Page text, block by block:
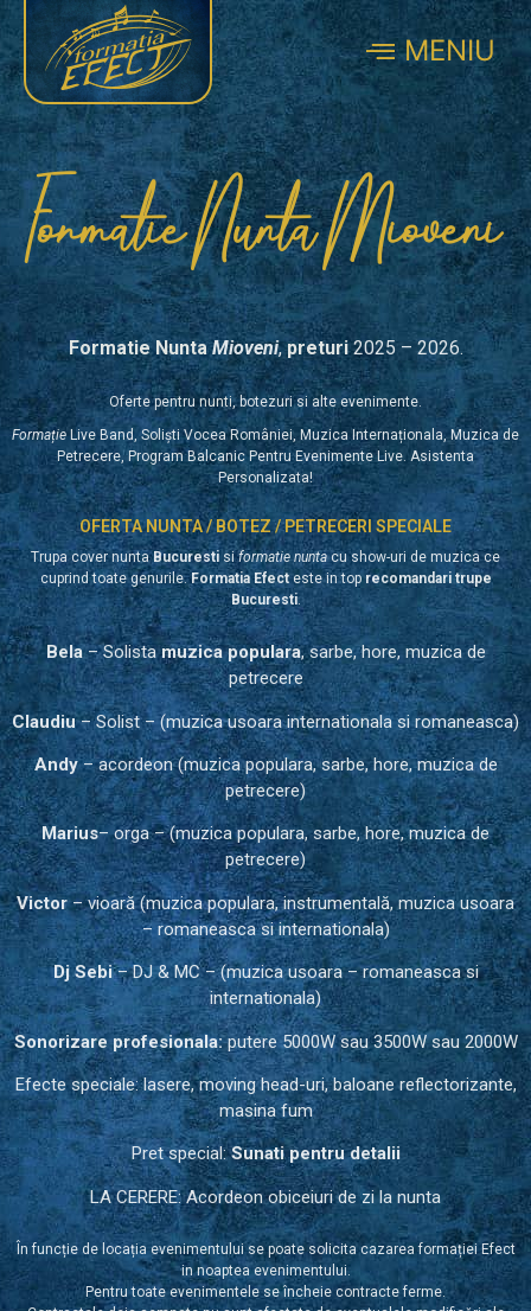
MENIU
Formatie Nunta Mioveni
Formatie Nunta Mioveni,preturi 2025 – 2026.
Oferte pentru nunti, botezuri si alte evenimente.
Formație Live Band, Soliști Vocea României, Muzica Internaționala, Muzica de
Petrecere, Program Balcanic Pentru Evenimente Live. Asistenta
Personalizata!
OFERTA NUNTA / BOTEZ / PETRECERI SPECIALE
Trupa cover nuntaBucuresti siformatie nuntacu show-uri de muzica ce
cuprind toate genurile.Formatia Efecteste in toprecomandari trupe
Bucuresti.
Bela– Solistamuzica populara, sarbe, hore, muzica de
petrecere
Claudiu– Solist – (muzica usoara internationala si romaneasca)
Andy– acordeon (muzica populara, sarbe, hore, muzica de
petrecere)
Marius– orga – (muzica populara, sarbe, hore, muzica de
petrecere)
Victor– vioară (muzica populara, instrumentală, muzica usoara
– romaneasca si internationala)
Dj Sebi– DJ & MC – (muzica usoara – romaneasca si
internationala)
Sonorizare profesionala:putere 5000W sau 3500W sau 2000W
Efecte speciale: lasere, moving head-uri, baloane reflectorizante,
masina fum
Pret special:Sunati pentru detalii
LA CERERE: Acordeon obiceiuri de zi la nunta
În funcție de locația evenimentului se poate solicita cazarea formației Efect
in noaptea evenimentului.
Pentru toate evenimentele se încheie contracte ferme.